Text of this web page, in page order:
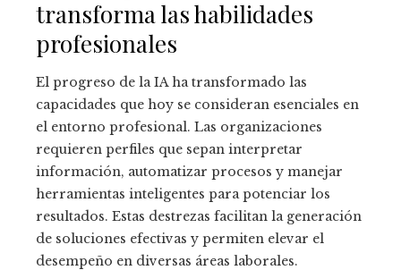
transforma las habilidades
profesionales
El progreso de la IA ha transformado las
capacidades que hoy se consideran esenciales en
el entorno profesional. Las organizaciones
requieren perfiles que sepan interpretar
información, automatizar procesos y manejar
herramientas inteligentes para potenciar los
resultados. Estas destrezas facilitan la generación
de soluciones efectivas y permiten elevar el
desempeño en diversas áreas laborales.